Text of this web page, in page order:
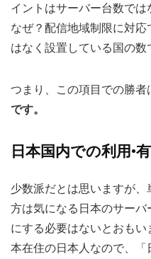
イントはサーバー台数では
なぜ？配信地域制限に対
はなく設置している国の数
つまり、この項目での勝者
です。
日本国内での利用•
少数派だとは思いますが
方は気になる日本のサー
にする必要はないとおも
本在住の日本人なので、